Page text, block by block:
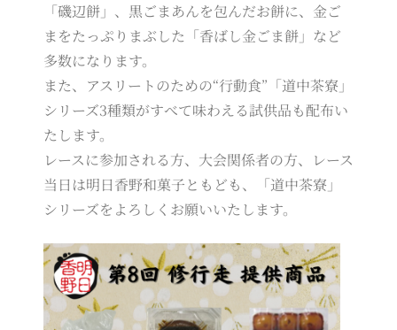
「磯辺餅」、黒ごまあんを包んだお餅に、金ご
まをたっぷりまぶした「香ばし金ごま餅」など
多数になります。
また、アスリートのための“行動食”「道中茶寮」
シリーズ3種類がすべて味わえる試供品も配布い
たします。
レースに参加される方、大会関係者の方、レース
当日は明日香野和菓子ともども、「道中茶寮」
シリーズをよろしくお願いいたします。